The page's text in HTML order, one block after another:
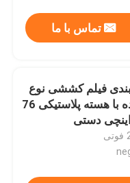
تماس با ما
فیلم کششی نوع
کوچک و فشرده با هسته پلاستیکی 76